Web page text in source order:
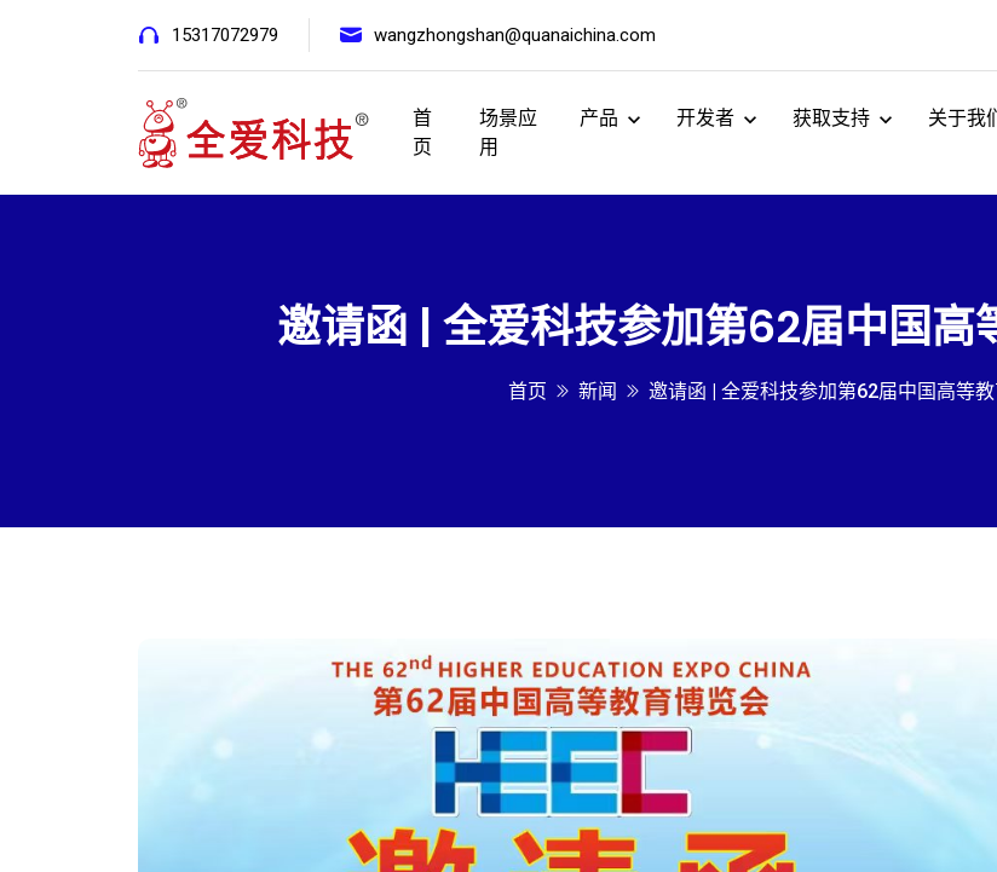
15317072979 wangzhongshan@quanaichina.com
首
页
场景应
用
产品 开发者 获取支持 关于我
邀请函 | 全爱科技参加第62届中国
首页 新闻 邀请函 | 全爱科技参加第62届中国高等